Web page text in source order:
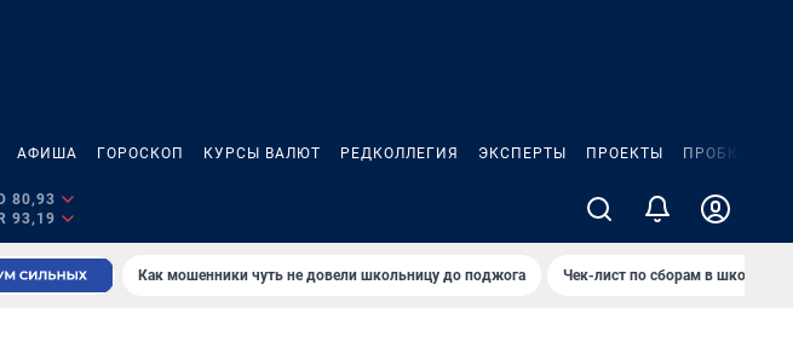
АФИША ГОРОСКОП КУРСЫ ВАЛЮТ РЕДКОЛЛЕГИЯ ЭКСПЕРТЫ ПРОЕКТЫ ПРОБКИ
80,93
93,19
Как мошенники чуть не довели школьницу до поджога Чек-лист по сборам в школу в